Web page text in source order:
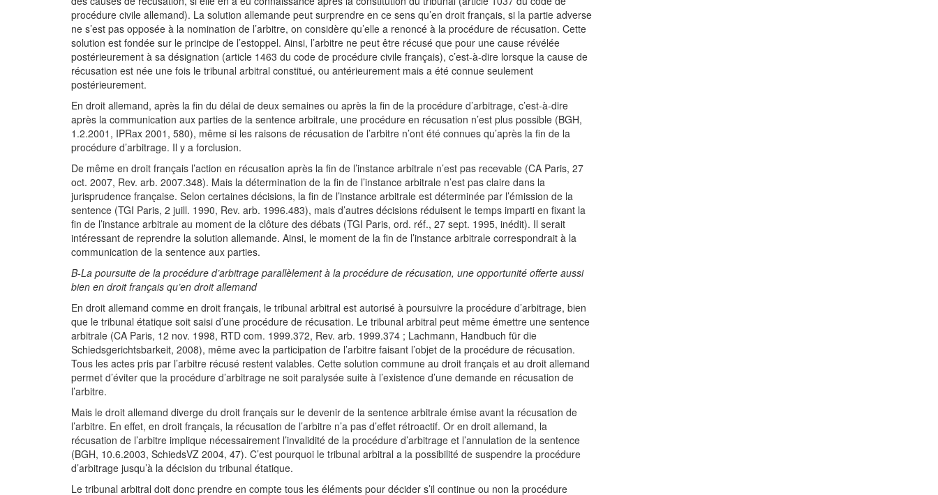
procédure civile allemand). La solution allemande peut surprendre en ce sens qu’en droit français, si la partie adverse
ne s’est pas opposée à la nomination de l’arbitre, on considère qu’elle a renoncé à la procédure de récusation. Cette
solution est fondée sur le principe de l’estoppel. Ainsi, l’arbitre ne peut être récusé que pour une cause révélée
postérieurement à sa désignation (article 1463 du code de procédure civile français), c’est-à-dire lorsque la cause de
récusation est née une fois le tribunal arbitral constitué, ou antérieurement mais a été connue seulement
postérieurement.
En droit allemand, après la fin du délai de deux semaines ou après la fin de la procédure d’arbitrage, c’est-à-dire
après la communication aux parties de la sentence arbitrale, une procédure en récusation n’est plus possible (BGH,
1.2.2001, IPRax 2001, 580), même si les raisons de récusation de l’arbitre n’ont été connues qu’après la fin de la
procédure d’arbitrage. Il y a forclusion.
De même en droit français l’action en récusation après la fin de l’instance arbitrale n’est pas recevable (CA Paris, 27
oct. 2007, Rev. arb. 2007.348). Mais la détermination de la fin de l’instance arbitrale n’est pas claire dans la
jurisprudence française. Selon certaines décisions, la fin de l’instance arbitrale est déterminée par l’émission de la
sentence (TGI Paris, 2 juill. 1990, Rev. arb. 1996.483), mais d’autres décisions réduisent le temps imparti en fixant la
fin de l’instance arbitrale au moment de la clôture des débats (TGI Paris, ord. réf., 27 sept. 1995, inédit). Il serait
intéressant de reprendre la solution allemande. Ainsi, le moment de la fin de l’instance arbitrale correspondrait à la
communication de la sentence aux parties.
B-La poursuite de la procédure d’arbitrage parallèlement à la procédure de récusation, une opportunité offerte aussi
bien en droit français qu’en droit allemand
En droit allemand comme en droit français, le tribunal arbitral est autorisé à poursuivre la procédure d’arbitrage, bien
que le tribunal étatique soit saisi d’une procédure de récusation. Le tribunal arbitral peut même émettre une sentence
arbitrale (CA Paris, 12 nov. 1998, RTD com. 1999.372, Rev. arb. 1999.374 ; Lachmann, Handbuch für die
Schiedsgerichtsbarkeit, 2008), même avec la participation de l’arbitre faisant l’objet de la procédure de récusation.
Tous les actes pris par l’arbitre récusé restent valables. Cette solution commune au droit français et au droit allemand
permet d’éviter que la procédure d’arbitrage ne soit paralysée suite à l’existence d’une demande en récusation de
l’arbitre.
Mais le droit allemand diverge du droit français sur le devenir de la sentence arbitrale émise avant la récusation de
l’arbitre. En effet, en droit français, la récusation de l’arbitre n’a pas d’effet rétroactif. Or en droit allemand, la
récusation de l’arbitre implique nécessairement l’invalidité de la procédure d’arbitrage et l’annulation de la sentence
(BGH, 10.6.2003, SchiedsVZ 2004, 47). C’est pourquoi le tribunal arbitral a la possibilité de suspendre la procédure
d’arbitrage jusqu’à la décision du tribunal étatique.
Le tribunal arbitral doit donc prendre en compte tous les éléments pour décider s’il continue ou non la procédure